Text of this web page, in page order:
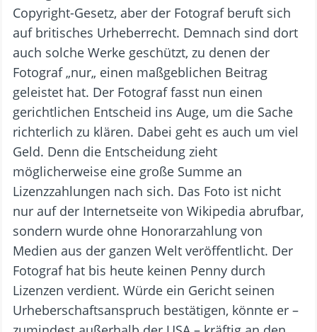
Copyright-Gesetz, aber der Fotograf beruft sich
auf britisches Urheberrecht. Demnach sind dort
auch solche Werke geschützt, zu denen der
Fotograf „nur„ einen maßgeblichen Beitrag
geleistet hat. Der Fotograf fasst nun einen
gerichtlichen Entscheid ins Auge, um die Sache
richterlich zu klären. Dabei geht es auch um viel
Geld. Denn die Entscheidung zieht
möglicherweise eine große Summe an
Lizenzzahlungen nach sich. Das Foto ist nicht
nur auf der Internetseite von Wikipedia abrufbar,
sondern wurde ohne Honorarzahlung von
Medien aus der ganzen Welt veröffentlicht. Der
Fotograf hat bis heute keinen Penny durch
Lizenzen verdient. Würde ein Gericht seinen
Urheberschaftsanspruch bestätigen, könnte er –